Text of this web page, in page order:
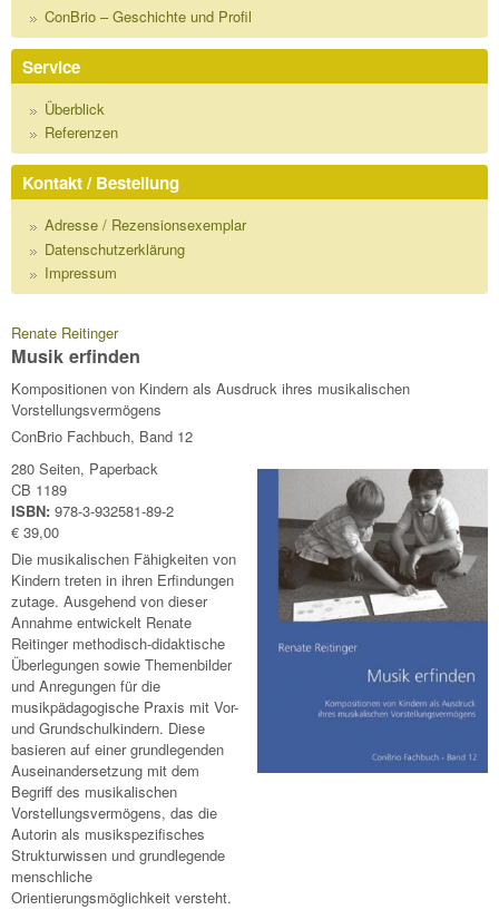
ConBrio – Geschichte und Profil
Service
Überblick
Referenzen
Kontakt / Bestellung
Adresse / Rezensionsexemplar
Datenschutzerklärung
Impressum
Renate Reitinger
Musik erfinden
Kompositionen von Kindern als Ausdruck ihres musikalischen
Vorstellungsvermögens
ConBrio Fachbuch, Band 12
280 Seiten, Paperback
CB 1189
ISBN: 978-3-932581-89-2
€ 39,00
Die musikalischen Fähigkeiten von
Kindern treten in ihren Erfindungen
zutage. Ausgehend von dieser
Annahme entwickelt Renate
Reitinger methodisch-didaktische
Überlegungen sowie Themenbilder
und Anregungen für die
musikpädagogische Praxis mit Vor-
und Grundschulkindern. Diese
basieren auf einer grundlegenden
Auseinandersetzung mit dem
Begriff des musikalischen
Vorstellungsvermögens, das die
Autorin als musikspezifisches
Strukturwissen und grundlegende
menschliche
Orientierungsmöglichkeit versteht.